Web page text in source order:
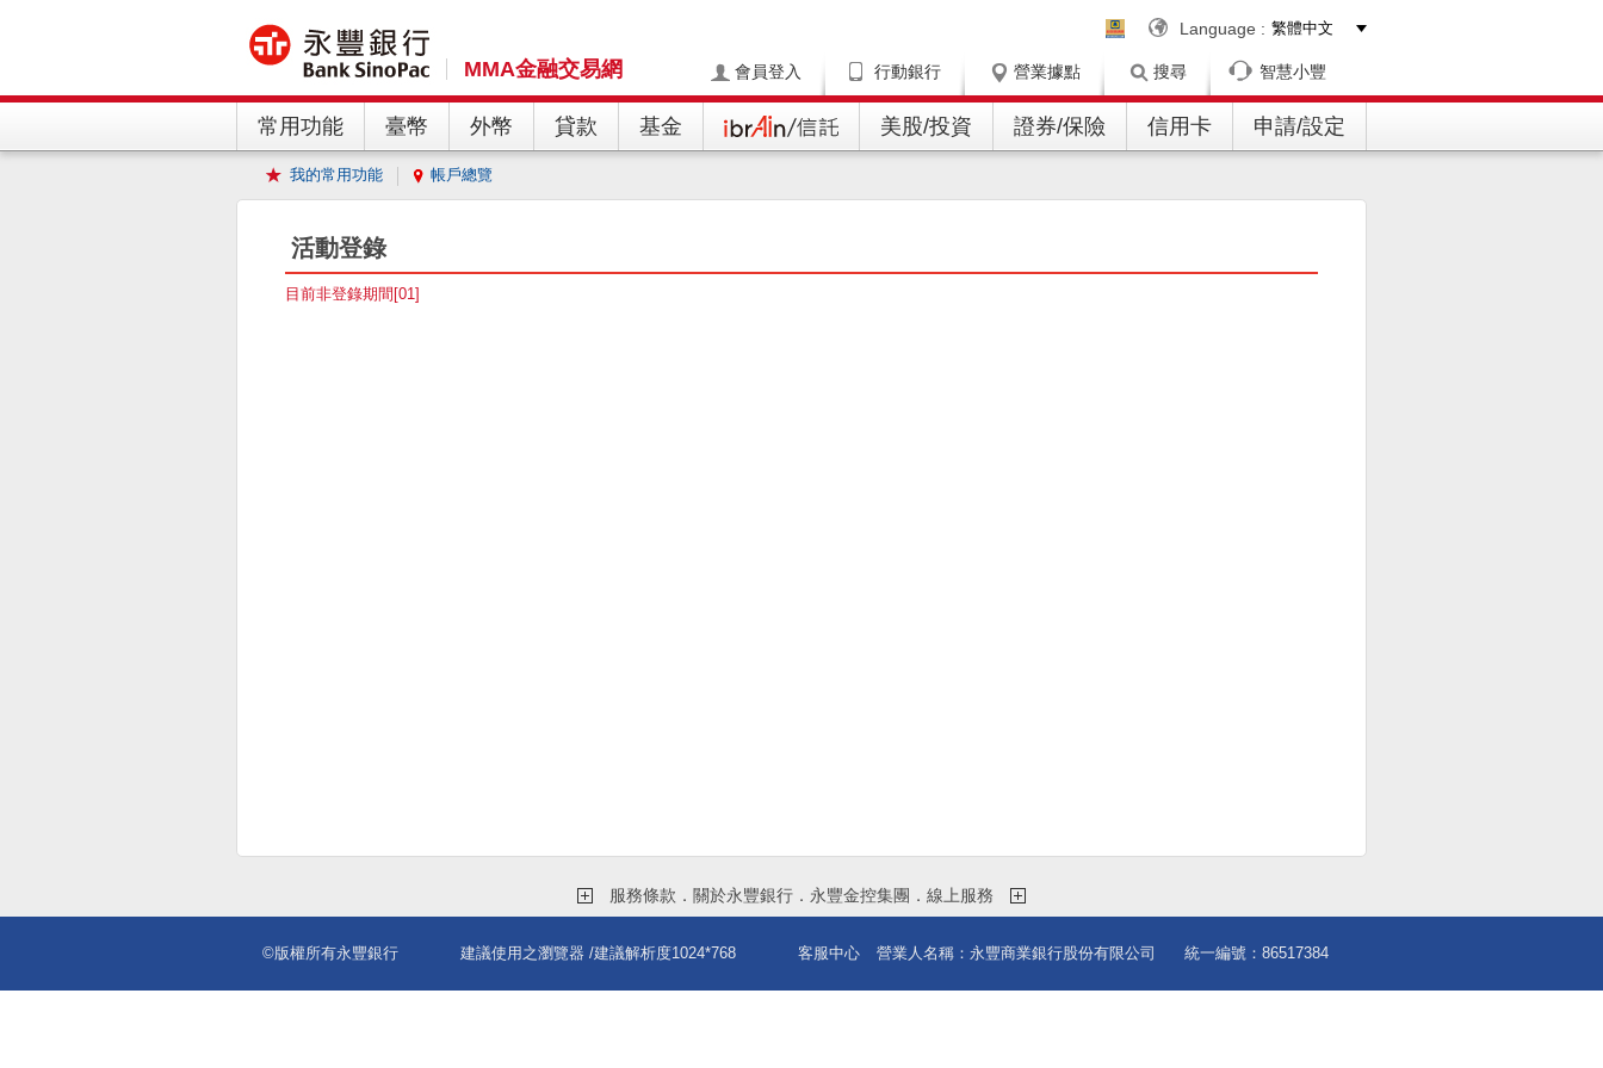
MMA金融交易網 會員登入 行動銀行 營業據點 搜尋 智慧小豐
Language :
常用功能 臺幣 外幣 貸款 基金 美股/投資 證券/保險 信用卡 申請/設定
我的常用功能 帳戶總覽
活動登錄
目前非登錄期間[01]
服務條款．關於永豐銀行．永豐金控集團．線上服務
©版權所有永豐銀行 建議使用之瀏覽器 /建議解析度1024*768 客服中心 營業人名稱：永豐商業銀行股份有限公司 統一編號：86517384